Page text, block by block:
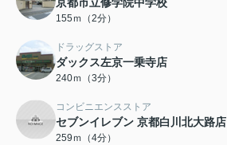
155ｍ（2分）
ドラッグストア
ダックス左京一乗寺店
240ｍ（3分）
コンビニエンスストア
セブンイレブン 京都白川北大路店
259ｍ（4分）